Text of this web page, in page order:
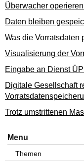
Überwacher
Daten bleiben
Was die Vorratsdaten
Visualisierung der
Eingabe an Dienst
Digitale Gesellschaft
Trotz umstrittenen
Menu
Themen